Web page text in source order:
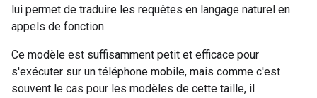
lui permet de traduire les requêtes en langage naturel en
appels de fonction.
Ce modèle est suffisamment petit et efficace pour
s'exécuter sur un téléphone mobile, mais comme c'est
souvent le cas pour les modèles de cette taille, il